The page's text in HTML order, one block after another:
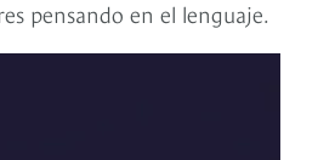
pensando en el lenguaje.